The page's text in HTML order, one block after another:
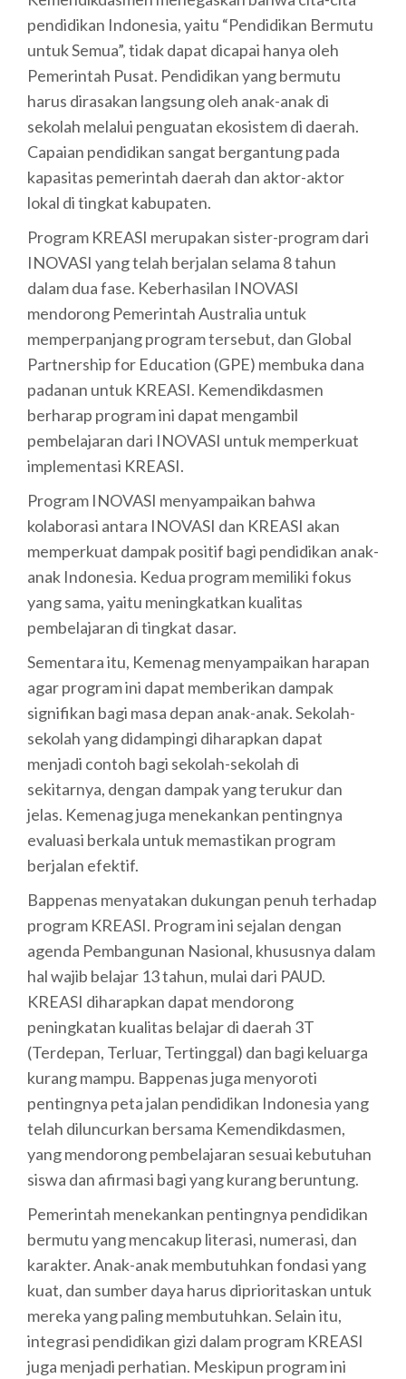
pendidikan Indonesia, yaitu “Pendidikan Bermutu
untuk Semua”, tidak dapat dicapai hanya oleh
Pemerintah Pusat. Pendidikan yang bermutu
harus dirasakan langsung oleh anak-anak di
sekolah melalui penguatan ekosistem di daerah.
Capaian pendidikan sangat bergantung pada
kapasitas pemerintah daerah dan aktor-aktor
lokal di tingkat kabupaten.
Program KREASI merupakan sister-program dari
INOVASI yang telah berjalan selama 8 tahun
dalam dua fase. Keberhasilan INOVASI
mendorong Pemerintah Australia untuk
memperpanjang program tersebut, dan Global
Partnership for Education (GPE) membuka dana
padanan untuk KREASI. Kemendikdasmen
berharap program ini dapat mengambil
pembelajaran dari INOVASI untuk memperkuat
implementasi KREASI.
Program INOVASI menyampaikan bahwa
kolaborasi antara INOVASI dan KREASI akan
memperkuat dampak positif bagi pendidikan anak-
anak Indonesia. Kedua program memiliki fokus
yang sama, yaitu meningkatkan kualitas
pembelajaran di tingkat dasar.
Sementara itu, Kemenag menyampaikan harapan
agar program ini dapat memberikan dampak
signifikan bagi masa depan anak-anak. Sekolah-
sekolah yang didampingi diharapkan dapat
menjadi contoh bagi sekolah-sekolah di
sekitarnya, dengan dampak yang terukur dan
jelas. Kemenag juga menekankan pentingnya
evaluasi berkala untuk memastikan program
berjalan efektif.
Bappenas menyatakan dukungan penuh terhadap
program KREASI. Program ini sejalan dengan
agenda Pembangunan Nasional, khususnya dalam
hal wajib belajar 13 tahun, mulai dari PAUD.
KREASI diharapkan dapat mendorong
peningkatan kualitas belajar di daerah 3T
(Terdepan, Terluar, Tertinggal) dan bagi keluarga
kurang mampu. Bappenas juga menyoroti
pentingnya peta jalan pendidikan Indonesia yang
telah diluncurkan bersama Kemendikdasmen,
yang mendorong pembelajaran sesuai kebutuhan
siswa dan afirmasi bagi yang kurang beruntung.
Pemerintah menekankan pentingnya pendidikan
bermutu yang mencakup literasi, numerasi, dan
karakter. Anak-anak membutuhkan fondasi yang
kuat, dan sumber daya harus diprioritaskan untuk
mereka yang paling membutuhkan. Selain itu,
integrasi pendidikan gizi dalam program KREASI
juga menjadi perhatian. Meskipun program ini